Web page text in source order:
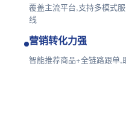
覆盖主流平台,支持多模式
线
营销转化力强
智能推荐商品+全链路跟单